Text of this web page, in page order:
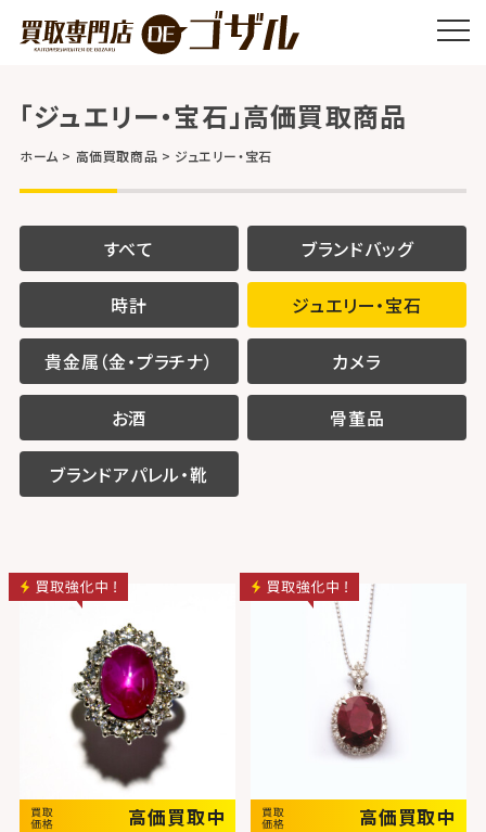
「ジュエリー・宝石」高価買取商品
ホーム 高価買取商品 ジュエリー・宝石
すべて ブランドバッグ
時計 ジュエリー・宝石
貴金属（金・プラチナ） カメラ
お酒 骨董品
ブランドアパレル・靴
高価買取中 高価買取中